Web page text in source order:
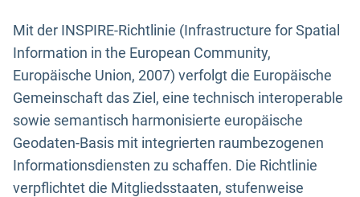
Mit der INSPIRE-Richtlinie (Infrastructure for Spatial
Information in the European Community,
Europäische Union, 2007) verfolgt die Europäische
Gemeinschaft das Ziel, eine technisch interoperable
sowie semantisch harmonisierte europäische
Geodaten-Basis mit integrierten raumbezogenen
Informationsdiensten zu schaffen. Die Richtlinie
verpflichtet die Mitgliedsstaaten, stufenweise